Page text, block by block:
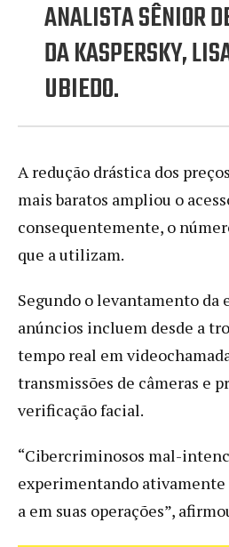
ANALISTA SÊNIOR
DA KASPERSKY,
UBIEDO.
A redução drástica dos
mais baratos ampliou o
consequentemente, o
que a utilizam.
Segundo o levantamento da
anúncios incluem desde a
tempo real em
transmissões de câmeras e
verificação facial.
“Cibercriminosos mal-
experimentando ativamente
a em suas operações”,